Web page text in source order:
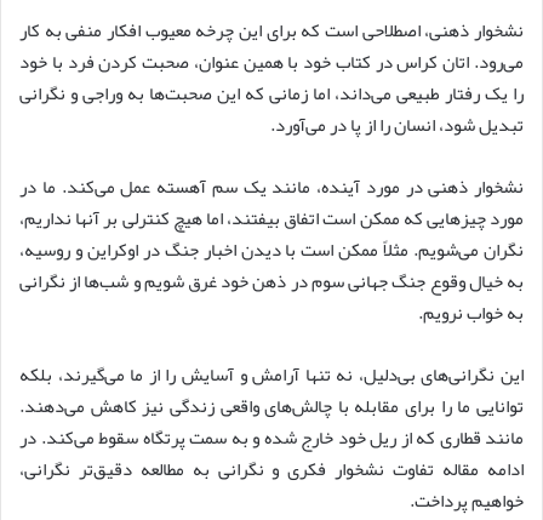
نشخوار ذهنی، اصطلاحی است که برای این چرخه معیوب افکار منفی به کار
می‌رود. اتان کراس در کتاب خود با همین عنوان، صحبت کردن فرد با خود
را یک رفتار طبیعی می‌داند، اما زمانی که این صحبت‌ها به وراجی و نگرانی
تبدیل شود، انسان را از پا در می‌آورد.
نشخوار ذهنی در مورد آینده، مانند یک سم آهسته عمل می‌کند. ما در
مورد چیزهایی که ممکن است اتفاق بیفتند، اما هیچ کنترلی بر آنها نداریم،
نگران می‌شویم. مثلاً ممکن است با دیدن اخبار جنگ در اوکراین و روسیه،
به خیال وقوع جنگ جهانی سوم در ذهن خود غرق شویم و شب‌ها از نگرانی
به خواب نرویم.
این نگرانی‌های بی‌دلیل، نه تنها آرامش و آسایش را از ما می‌گیرند، بلکه
توانایی ما را برای مقابله با چالش‌های واقعی زندگی نیز کاهش می‌دهند.
مانند قطاری که از ریل خود خارج شده و به سمت پرتگاه سقوط می‌کند. در
ادامه مقاله تفاوت نشخوار فکری و نگرانی به مطالعه دقیق‌تر نگرانی،
خواهیم پرداخت.